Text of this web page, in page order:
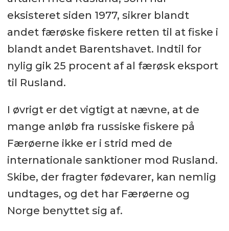
eksisteret siden 1977, sikrer blandt
andet færøske fiskere retten til at fiske i
blandt andet Barentshavet. Indtil for
nylig gik 25 procent af al færøsk eksport
til Rusland.
I øvrigt er det vigtigt at nævne, at de
mange anløb fra russiske fiskere på
Færøerne ikke er i strid med de
internationale sanktioner mod Rusland.
Skibe, der fragter fødevarer, kan nemlig
undtages, og det har Færøerne og
Norge benyttet sig af.